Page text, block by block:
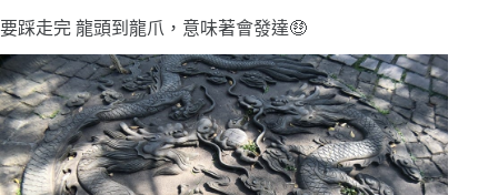
要踩走完 龍頭到龍爪，意味著會發達🤑